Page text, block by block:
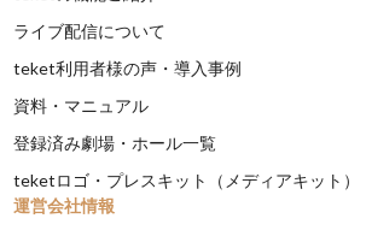
ライブ配信について
teket利用者様の声・導入事例
資料・マニュアル
登録済み劇場・ホール一覧
teketロゴ・プレスキット（メディアキット）
運営会社情報